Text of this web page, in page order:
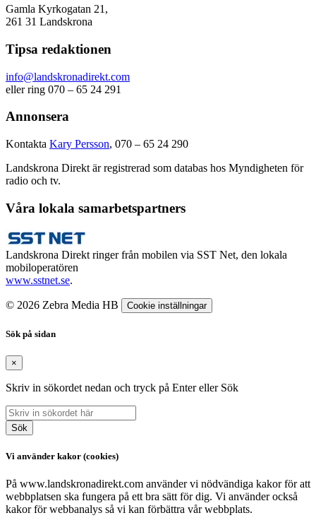
Gamla Kyrkogatan 21,
261 31 Landskrona
Tipsa redaktionen
info@landskronadirekt.com
eller ring 070 – 65 24 291
Annonsera
Kontakta Kary Persson, 070 – 65 24 290
Landskrona Direkt är registrerad som databas hos Myndigheten för
radio och tv.
Våra lokala samarbetspartners
Landskrona Direkt ringer från mobilen via SST Net, den lokala
mobiloperatören
www.sstnet.se.
© 2026 Zebra Media HB Cookie inställningar
Sök på sidan
×
Skriv in sökordet nedan och tryck på Enter eller Sök
Sök
Vi använder kakor (cookies)
På www.landskronadirekt.com använder vi nödvändiga kakor för att
webbplatsen ska fungera på ett bra sätt för dig. Vi använder också
kakor för webbanalys så vi kan förbättra vår webbplats.